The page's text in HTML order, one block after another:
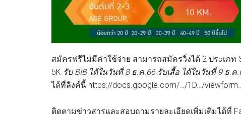
สมัครฟรีไม่มีค่าใช้จ่าย สามารถสมัครวิ่งได้ 2 ประเภท
5K รับ BIB ได้ในวันที่ 8 ธ.ค.66 รับเสื้อ ได้ในวันที่ 9 ธ.ค
ได้ที่ลิงค์นี้ https://docs.google.com/…/1D…/
ติดตามข่าวสารและสอบถามรายละเอียดเพิ่มเติมได้ที่